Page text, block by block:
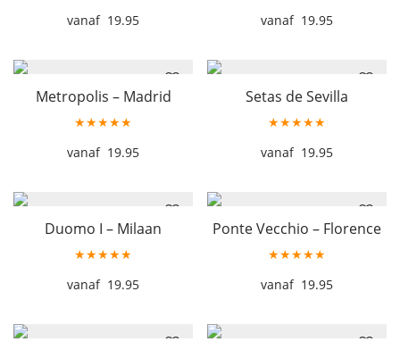
19.95
19.95
Metropolis – Madrid
★★★★★
19.95
Setas de Sevilla
★★★★★
19.95
Duomo I – Milaan
★★★★★
19.95
Ponte Vecchio – Florence
★★★★★
19.95